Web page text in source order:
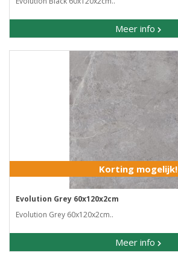
Meer info
Korting mogelijk!
Evolution Grey 60x120x2cm
Evolution Grey 60x120x2cm..
Meer info